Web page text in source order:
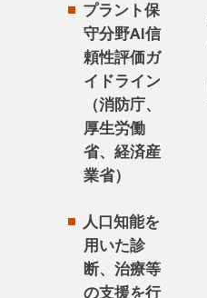
プラント保
守分野AI信
頼性評価ガ
イドライン
（消防庁、
厚生労働
省、経済産
業省）
人口知能を
用いた診
断、治療等
の支援を行